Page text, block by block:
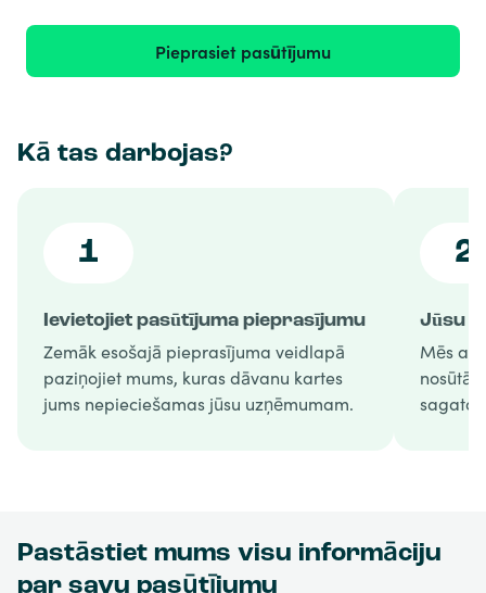
Pieprasiet pasūtījumu
Kā tas darbojas?
1
Ievietojiet pasūtījuma pieprasījumu
Zemāk esošajā pieprasījuma veidlapā
paziņojiet mums, kuras dāvanu kartes
jums nepieciešamas jūsu uzņēmumam.
2
Jūsu
Mēs
Pastāstiet mums visu informāciju
par savu pasūtījumu